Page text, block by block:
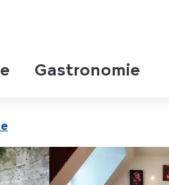
Gastronomie